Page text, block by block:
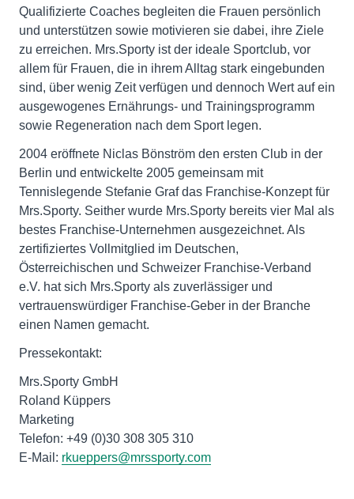
Qualifizierte Coaches begleiten die Frauen persönlich
und unterstützen sowie motivieren sie dabei, ihre Ziele
zu erreichen. Mrs.Sporty ist der ideale Sportclub, vor
allem für Frauen, die in ihrem Alltag stark eingebunden
sind, über wenig Zeit verfügen und dennoch Wert auf ein
ausgewogenes Ernährungs- und Trainingsprogramm
sowie Regeneration nach dem Sport legen.
2004 eröffnete Niclas Bönström den ersten Club in der
Berlin und entwickelte 2005 gemeinsam mit
Tennislegende Stefanie Graf das Franchise-Konzept für
Mrs.Sporty. Seither wurde Mrs.Sporty bereits vier Mal als
bestes Franchise-Unternehmen ausgezeichnet. Als
zertifiziertes Vollmitglied im Deutschen,
Österreichischen und Schweizer Franchise-Verband
e.V. hat sich Mrs.Sporty als zuverlässiger und
vertrauenswürdiger Franchise-Geber in der Branche
einen Namen gemacht.
Pressekontakt:
Mrs.Sporty GmbH
Roland Küppers
Marketing
Telefon: +49 (0)30 308 305 310
E-Mail: rkueppers@mrssporty.com